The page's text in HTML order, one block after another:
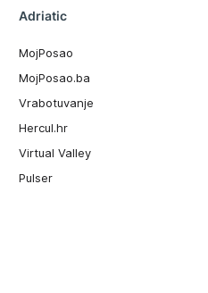
Adriatic
MojPosao
MojPosao.ba
Vrabotuvanje
Hercul.hr
Virtual Valley
Pulser